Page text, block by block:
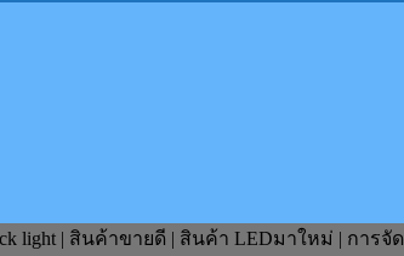
light | สินค้าขายดี | สินค้า LEDมาใหม่ | การจัด